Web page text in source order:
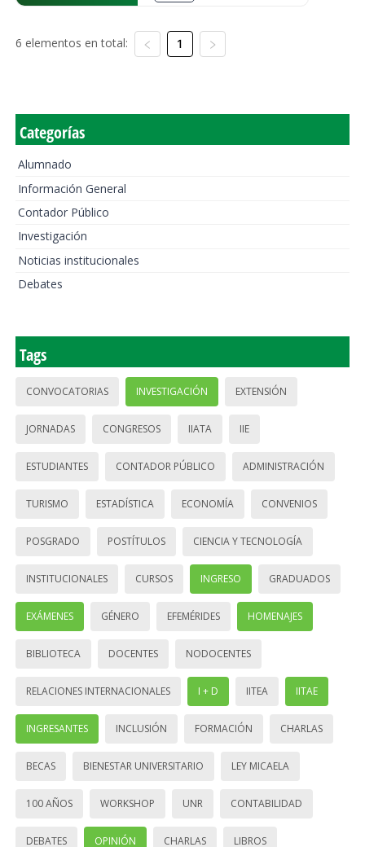
6 elementos en total: 1
Categorías
Alumnado
Información General
Contador Público
Investigación
Noticias institucionales
Debates
Tags
CONVOCATORIAS INVESTIGACIÓN EXTENSIÓN
JORNADAS CONGRESOS IIATA IIE
ESTUDIANTES CONTADOR PÚBLICO ADMINISTRACIÓN
TURISMO ESTADÍSTICA ECONOMÍA CONVENIOS
POSGRADO POSTÍTULOS CIENCIA Y TECNOLOGÍA
INSTITUCIONALES CURSOS INGRESO GRADUADOS
EXÁMENES GÉNERO EFEMÉRIDES HOMENAJES
BIBLIOTECA DOCENTES NODOCENTES
RELACIONES INTERNACIONALES I + D IITEA IITAE
INGRESANTES INCLUSIÓN FORMACIÓN CHARLAS
BECAS BIENESTAR UNIVERSITARIO LEY MICAELA
100 AÑOS WORKSHOP UNR CONTABILIDAD
DEBATES OPINIÓN CHARLAS LIBROS